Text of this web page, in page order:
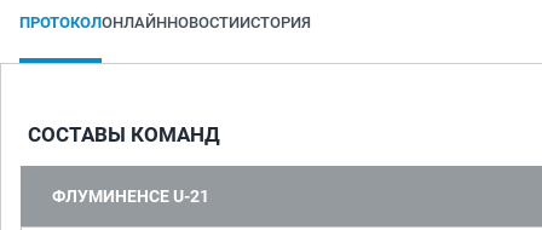
ПРОТОКОЛОНЛАЙННОВОСТИИСТОРИЯ
СОСТАВЫ КОМАНД
ФЛУМИНЕНСЕ U-21